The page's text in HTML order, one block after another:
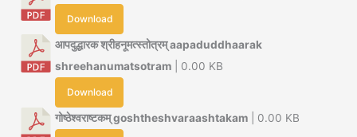
Download
आपदुद्धारक श्रीहनूमत्स्तोत्रम् aapaduddhaarak
shreehanumatsotram | 0.00 KB
Download
गोष्ठेश्वराष्टकम् goshtheshvaraashtakam | 0.00 KB